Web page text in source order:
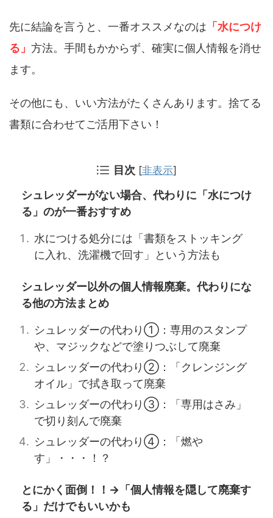
先に結論を言うと、一番オススメなのは 「水につけ
る」 方法。手間もかからず、確実に個人情報を消せ
ます。
その他にも、いい方法がたくさんあります。捨てる
書類に合わせてご活用下さい！
目次 [非表示]
シュレッダーがない場合、代わりに「水につけ
る」のが一番おすすめ
水につける処分には「書類をストッキング
に入れ、洗濯機で回す」という方法も
シュレッダー以外の個人情報廃棄。代わりにな
る他の方法まとめ
シュレッダーの代わり①：専用のスタンプ
や、マジックなどで塗りつぶして廃棄
シュレッダーの代わり②：「クレンジング
オイル」で拭き取って廃棄
シュレッダーの代わり③：「専用はさみ」
で切り刻んで廃棄
シュレッダーの代わり④：「燃や
す」・・・！？
とにかく面倒！！→「個人情報を隠して廃棄す
る」だけでもいいかも